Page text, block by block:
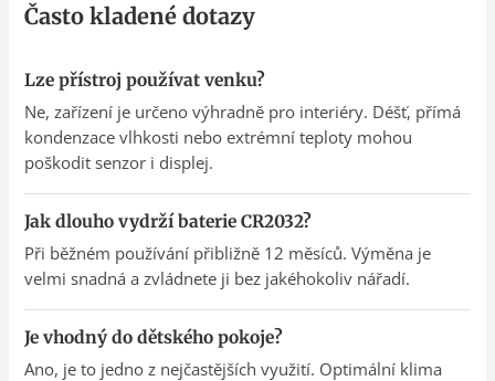
Často kladené dotazy
Lze přístroj používat venku?
Ne, zařízení je určeno výhradně pro interiéry. Déšť, přímá
kondenzace vlhkosti nebo extrémní teploty mohou
poškodit senzor i displej.
Jak dlouho vydrží baterie CR2032?
Při běžném používání přibližně 12 měsíců. Výměna je
velmi snadná a zvládnete ji bez jakéhokoliv nářadí.
Je vhodný do dětského pokoje?
Ano, je to jedno z nejčastějších využití. Optimální klima